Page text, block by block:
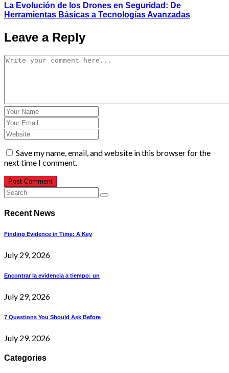
La Evolución de los Drones en Seguridad: De
Herramientas Básicas a Tecnologías Avanzadas
Leave a Reply
Save my name, email, and website in this browser for the
next time I comment.
Post Comment
Recent News
Finding Evidence in Time: A Key
July 29, 2026
Encontrar la evidencia a tiempo: un
July 29, 2026
7 Questions You Should Ask Before
July 29, 2026
Categories